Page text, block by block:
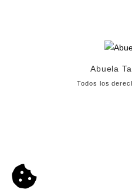
Abuela
Todos los